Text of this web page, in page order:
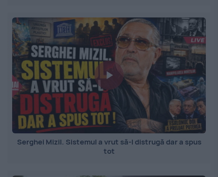
Serghei Mizil. Sistemul a vrut să-l distrugă dar a spus
tot